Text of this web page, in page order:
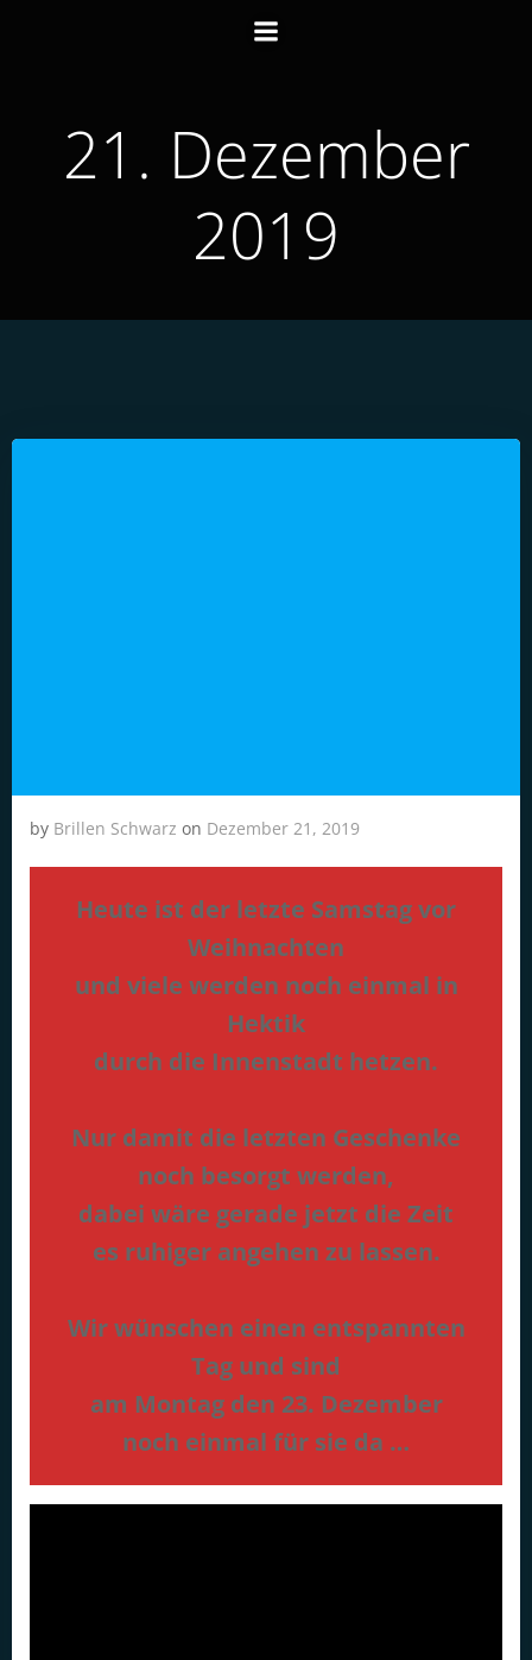
Inhalt
21. Dezember
2019
by Brillen Schwarz on Dezember 21, 2019
Heute ist der letzte Samstag vor
Weihnachten
und viele werden noch einmal in
Hektik
durch die Innenstadt hetzen.
Nur damit die letzten Geschenke
noch besorgt werden,
dabei wäre gerade jetzt die Zeit
es ruhiger angehen zu lassen.
Wir wünschen einen entspannten
Tag und sind
am Montag den 23. Dezember
noch einmal für sie da …